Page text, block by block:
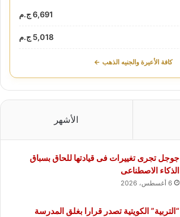
6,691 ج.م
5,018 ج.م
كافة الأعيرة والجنيه الذهب ←
الأشهر
جوجل تجرى تغييرات فى قيادتها للحاق بسباق
الذكاء الاصطناعى
6 أغسطس، 2026
“التربية” الكويتية تصدر قرارا بغلق المدرسة